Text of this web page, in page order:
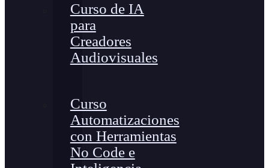
Curso de IA
para
Creadores
Audiovisuales
Curso
Automatizaciones
con Herramientas
No Code e